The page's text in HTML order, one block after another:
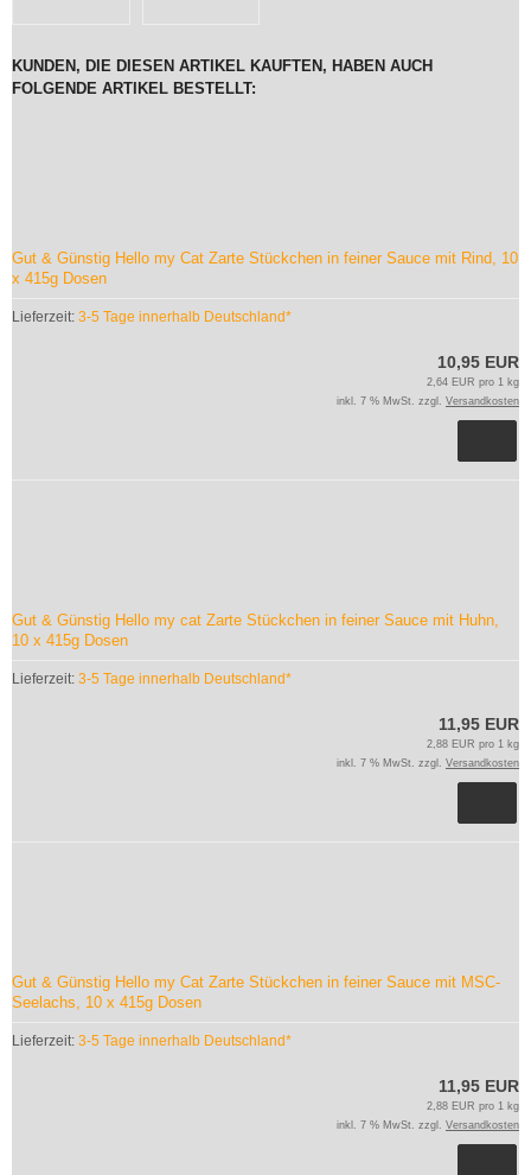
KUNDEN, DIE DIESEN ARTIKEL KAUFTEN, HABEN AUCH
FOLGENDE ARTIKEL BESTELLT:
Gut & Günstig Hello my Cat Zarte Stückchen in feiner Sauce mit Rind, 10
x 415g Dosen
Lieferzeit: 3-5 Tage innerhalb Deutschland*
10,95 EUR
2,64 EUR pro 1 kg
inkl. 7 % MwSt. zzgl. Versandkosten
Gut & Günstig Hello my cat Zarte Stückchen in feiner Sauce mit Huhn,
10 x 415g Dosen
Lieferzeit: 3-5 Tage innerhalb Deutschland*
11,95 EUR
2,88 EUR pro 1 kg
inkl. 7 % MwSt. zzgl. Versandkosten
Gut & Günstig Hello my Cat Zarte Stückchen in feiner Sauce mit MSC-
Seelachs, 10 x 415g Dosen
Lieferzeit: 3-5 Tage innerhalb Deutschland*
11,95 EUR
2,88 EUR pro 1 kg
inkl. 7 % MwSt. zzgl. Versandkosten